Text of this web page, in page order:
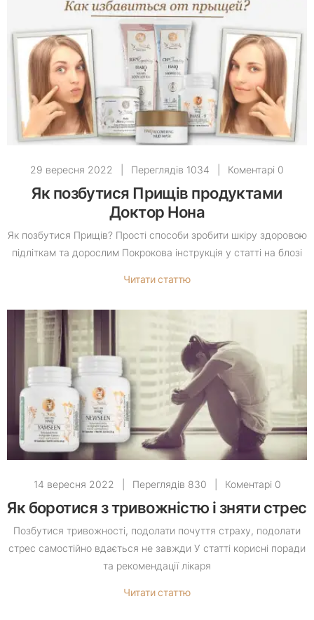
29 вересня 2022 Переглядів 1034 Коментарі 0
Як позбутися Прищів продуктами
Доктор Нона
Як позбутися Прищів? Прості способи зробити шкіру здоровою
підліткам та дорослим Покрокова інструкція у статті на блозі
Читати статтю
14 вересня 2022 Переглядів 830 Коментарі 0
Як боротися з тривожністю і зняти стрес
Позбутися тривожності, подолати почуття страху, подолати
стрес самостійно вдається не завжди У статті корисні поради
та рекомендації лікаря
Читати статтю